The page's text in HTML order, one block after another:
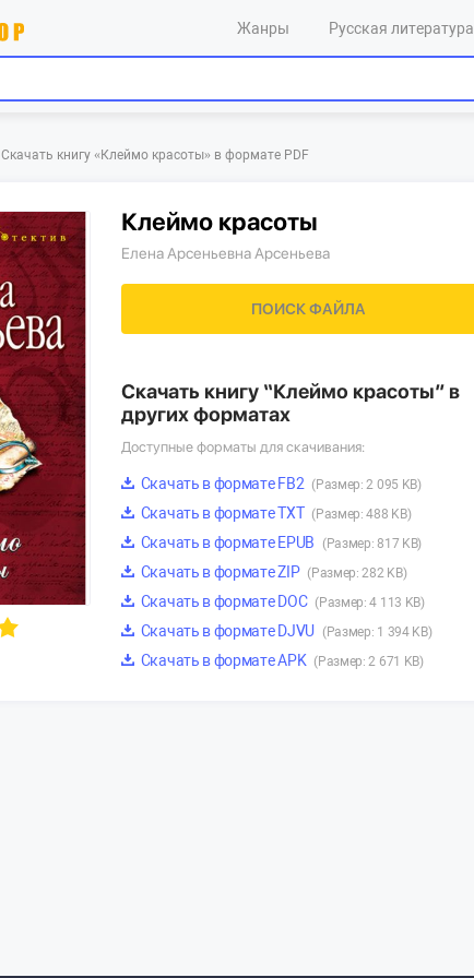
Жанры Русская литература
Скачать книгу «‎Клеймо красоты»‎ в формате PDF
Клеймо красоты
Елена Арсеньевна Арсеньева
ПОИСК ФАЙЛА
Скачать книгу “Клеймо красоты” в
других форматах
Доступные форматы для скачивания:
Скачать в формате FB2 (Размер: 2 095 KB)
Скачать в формате TXT (Размер: 488 KB)
Скачать в формате EPUB (Размер: 817 KB)
Скачать в формате ZIP (Размер: 282 KB)
Скачать в формате DOC (Размер: 4 113 KB)
Скачать в формате DJVU (Размер: 1 394 KB)
Скачать в формате APK (Размер: 2 671 KB)